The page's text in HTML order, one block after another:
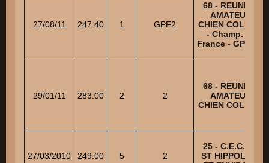
27/08/11 247.40 1 GPF2
68 - REUNION
AMATEUR
CHIEN COLMAR
- Champ. de
France - GP SCC
29/01/11 283.00 2 2
68 - REUNION
AMATEUR
CHIEN COLMAR
27/03/2010 249.00 5 2
25 - C.E.C. DE
ST HIPPOLYTE